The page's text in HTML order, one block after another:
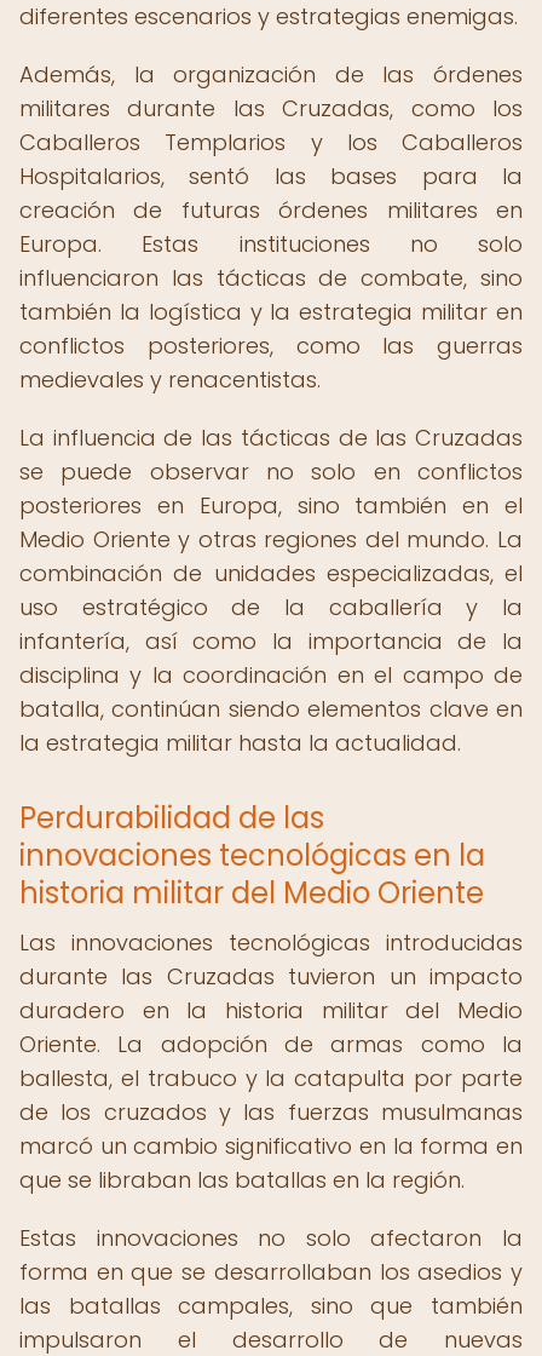
diferentes escenarios y estrategias enemigas.
Además, la organización de las órdenes
militares durante las Cruzadas, como los
Caballeros Templarios y los Caballeros
Hospitalarios, sentó las bases para la
creación de futuras órdenes militares en
Europa. Estas instituciones no solo
influenciaron las tácticas de combate, sino
también la logística y la estrategia militar en
conflictos posteriores, como las guerras
medievales y renacentistas.
La influencia de las tácticas de las Cruzadas
se puede observar no solo en conflictos
posteriores en Europa, sino también en el
Medio Oriente y otras regiones del mundo. La
combinación de unidades especializadas, el
uso estratégico de la caballería y la
infantería, así como la importancia de la
disciplina y la coordinación en el campo de
batalla, continúan siendo elementos clave en
la estrategia militar hasta la actualidad.
Perdurabilidad de las
innovaciones tecnológicas en la
historia militar del Medio Oriente
Las innovaciones tecnológicas introducidas
durante las Cruzadas tuvieron un impacto
duradero en la historia militar del Medio
Oriente. La adopción de armas como la
ballesta, el trabuco y la catapulta por parte
de los cruzados y las fuerzas musulmanas
marcó un cambio significativo en la forma en
que se libraban las batallas en la región.
Estas innovaciones no solo afectaron la
forma en que se desarrollaban los asedios y
las batallas campales, sino que también
impulsaron el desarrollo de nuevas